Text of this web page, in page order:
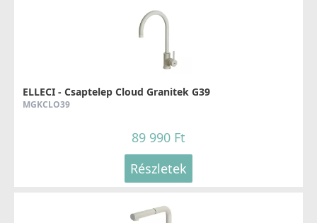
ELLECI - Csaptelep Cloud Granitek G39
MGKCLO39
89 990 Ft
Részletek